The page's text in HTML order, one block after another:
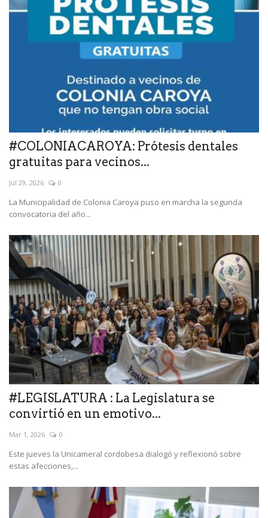
#COLONIACAROYA: Prótesis dentales
gratuitas para vecinos...
Jul 29, 2026 0
La Municipalidad de Colonia Caroya puso en marcha la segunda
convocatoria del año...
#LEGISLATURA : La Legislatura se
convirtió en un emotivo...
Mar 1, 2026 0
Este jueves la Unicameral cordobesa dialogó y reflexionó sobre
estas afecciones,...